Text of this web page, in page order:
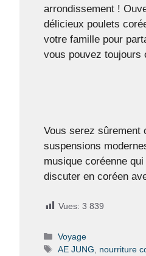
arrondissement !
délicieux poulets
votre famille pour
vous pouvez toujours
Vous serez sûrement
suspensions
musique coréenne
discuter en coréen
Vues: 3 839
Catégories
Voyage
Étiquettes
AE JUNG nourriture